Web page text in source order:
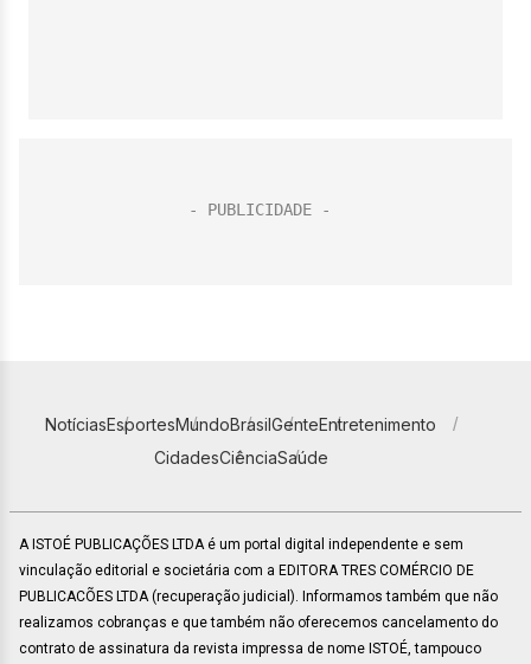
NotíciasEsportesMundoBrasilGenteEntretenimento
CidadesCiênciaSaúde
A ISTOÉ PUBLICAÇÕES LTDA é um portal digital independente e sem
vinculação editorial e societária com a EDITORA TRES COMÉRCIO DE
PUBLICACÕES LTDA (recuperação judicial). Informamos também que não
realizamos cobranças e que também não oferecemos cancelamento do
contrato de assinatura da revista impressa de nome ISTOÉ, tampouco